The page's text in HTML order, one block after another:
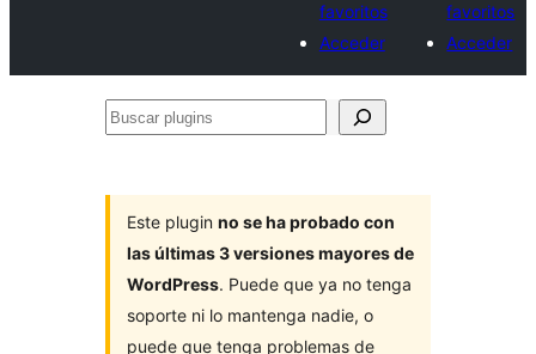
favoritos
Acceder
favoritos
Acceder
Buscar
Este plugin no se ha probado con
las últimas 3 versiones mayores de
WordPress. Puede que ya no tenga
soporte ni lo mantenga nadie, o
puede que tenga problemas de